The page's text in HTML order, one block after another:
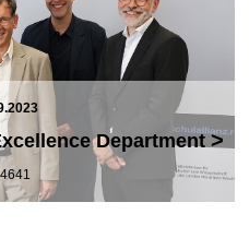
Department>
4641